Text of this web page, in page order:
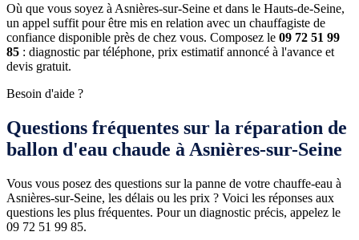
Où que vous soyez à Asnières-sur-Seine et dans le Hauts-de-Seine,
un appel suffit pour être mis en relation avec un chauffagiste de
confiance disponible près de chez vous. Composez le 09 72 51 99
85 : diagnostic par téléphone, prix estimatif annoncé à l'avance et
devis gratuit.
Besoin d'aide ?
Questions fréquentes sur la réparation de
ballon d'eau chaude à Asnières-sur-Seine
Vous vous posez des questions sur la panne de votre chauffe-eau à
Asnières-sur-Seine, les délais ou les prix ? Voici les réponses aux
questions les plus fréquentes. Pour un diagnostic précis, appelez le
09 72 51 99 85.